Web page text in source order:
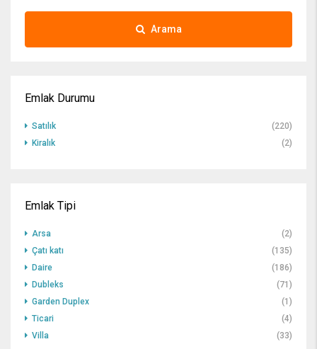
Arama
Emlak Durumu
Satılık
(220)
Kiralık
(2)
Emlak Tipi
Arsa
(2)
Çatı katı
(135)
Daire
(186)
Dubleks
(71)
Garden Duplex
(1)
Ticari
(4)
Villa
(33)